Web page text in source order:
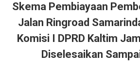
Skema Pembiayaan
Jalan Ringroad
Komisi I DPRD Kaltim
Diselesaikan